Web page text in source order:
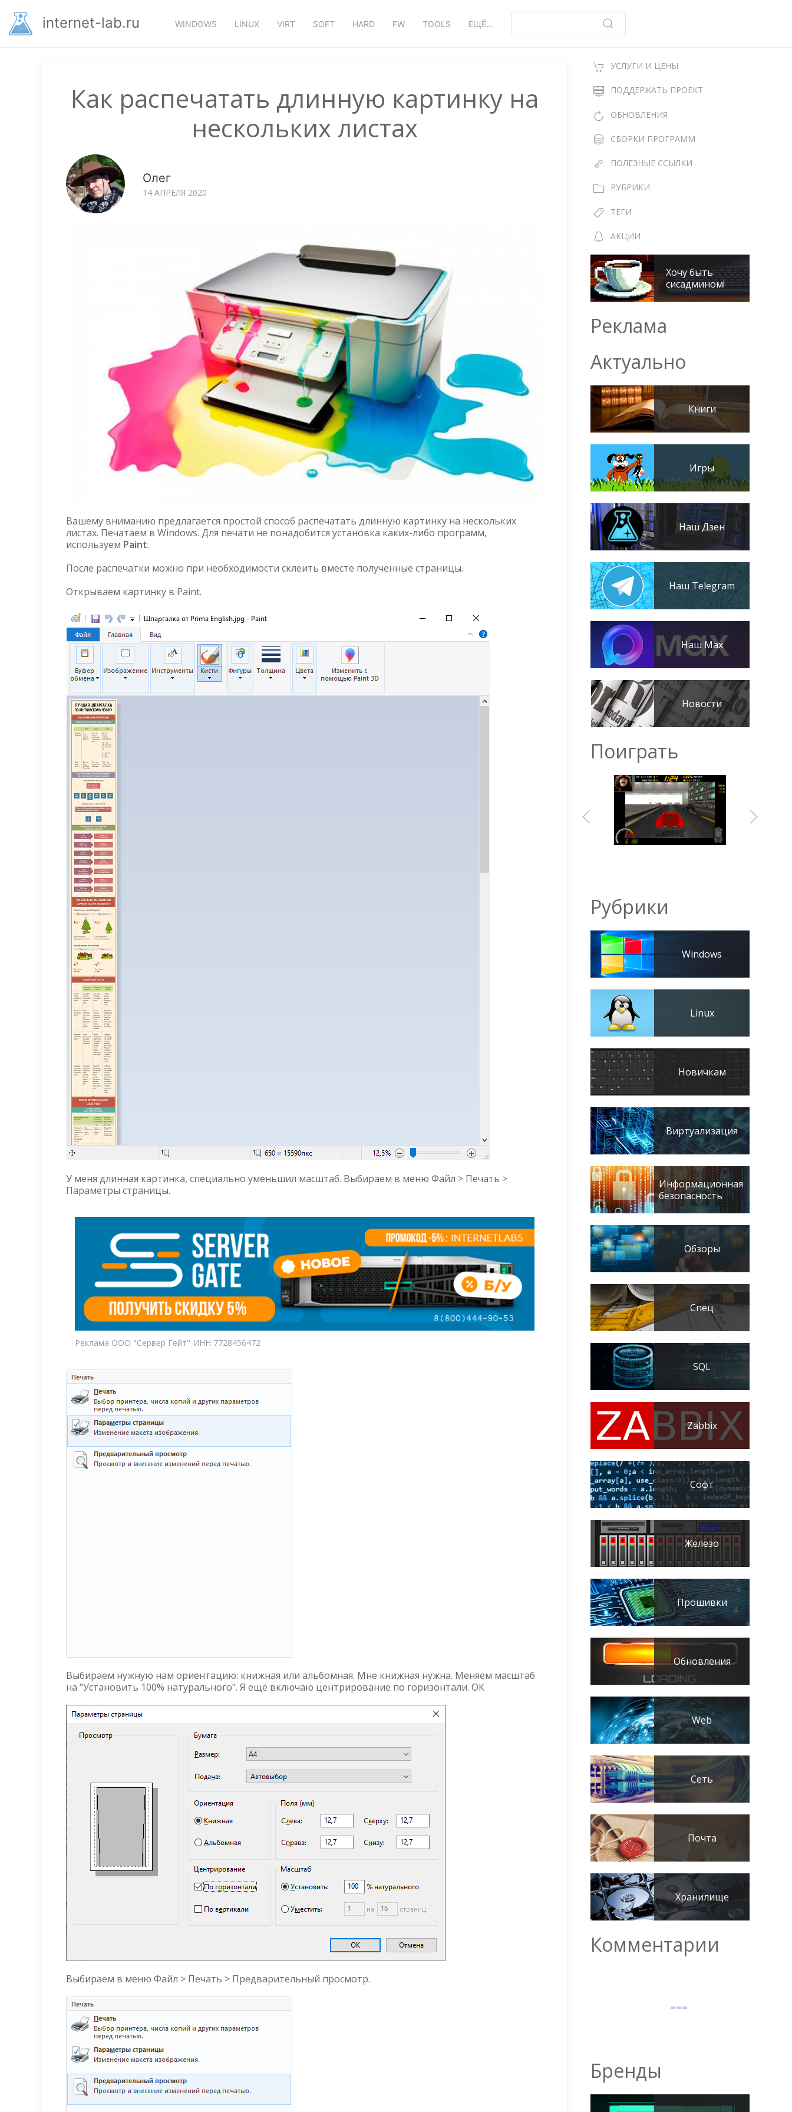
основномуinternet-lab.ru WINDOWS LINUX VIRT SOFT HARD FW TOOLS ЕЩЁ…
Как распечатать длинную картинку на
нескольких листах
Олег
14 АПРЕЛЯ 2020
Вашему вниманию предлагается простой способ распечатать длинную картинку на нескольких
листах. Печатаем в Windows. Для печати не понадобится установка каких-либо программ,
используем Paint.
После распечатки можно при необходимости склеить вместе полученные страницы.
Открываем картинку в Paint.
У меня длинная картинка, специально уменьшил масштаб. Выбираем в меню Файл > Печать >
Параметры страницы.
Реклама ООО "Сервер Гейт" ИНН 7728456472
Выбираем нужную нам ориентацию: книжная или альбомная. Мне книжная нужна. Меняем масштаб
на "Установить 100% натурального". Я ещё включаю центрирование по горизонтали. ОК
Выбираем в меню Файл > Печать > Предварительный просмотр.
УСЛУГИ И ЦЕНЫ
ПОДДЕРЖАТЬ ПРОЕКТ
ОБНОВЛЕНИЯ
СБОРКИ ПРОГРАММ
ПОЛЕЗНЫЕ ССЫЛКИ
РУБРИКИ
ТЕГИ
АКЦИИ
Хочу быть
сисадмином!
Реклама
Актуально
Книги
Игры
Наш Дзен
Наш Telegram
Наш Max
Новости
Поиграть
Рубрики
Windows
Linux
Новичкам
Виртуализация
Информационная
безопасность
Обзоры
Спец
SQL
Zabbix
Софт
Железо
Прошивки
Обновления
Web
Сеть
Почта
Хранилище
Комментарии
Бренды